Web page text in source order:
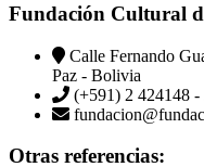
Fundación Cultural
Calle Fernando
Paz - Bolivia
(+591) 2 424148 -
Otras referencias: